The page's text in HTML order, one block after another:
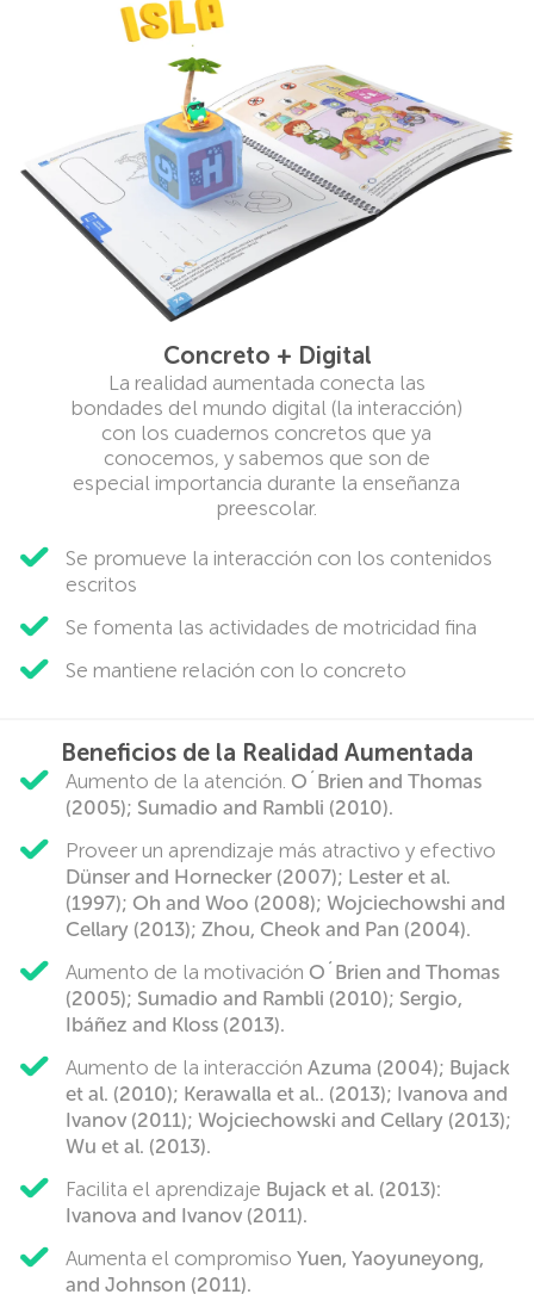
Concreto + Digital
La realidad aumentada conecta las
bondades del mundo digital (la interacción)
con los cuadernos concretos que ya
conocemos, y sabemos que son de
especial importancia durante la enseñanza
preescolar.
Se promueve la interacción con los contenidos
escritos
Se fomenta las actividades de motricidad fina
Se mantiene relación con lo concreto
Beneficios de la Realidad Aumentada
Aumento de la atención. O´Brien and Thomas
(2005); Sumadio and Rambli (2010).
Proveer un aprendizaje más atractivo y efectivo
Dünser and Hornecker (2007); Lester et al.
(1997); Oh and Woo (2008); Wojciechowshi and
Cellary (2013); Zhou, Cheok and Pan (2004).
Aumento de la motivación O´Brien and Thomas
(2005); Sumadio and Rambli (2010); Sergio,
Ibáñez and Kloss (2013).
Aumento de la interacción Azuma (2004); Bujack
et al. (2010); Kerawalla et al.. (2013); Ivanova and
Ivanov (2011); Wojciechowski and Cellary (2013);
Wu et al. (2013).
Facilita el aprendizaje Bujack et al. (2013):
Ivanova and Ivanov (2011).
Aumenta el compromiso Yuen, Yaoyuneyong,
and Johnson (2011).